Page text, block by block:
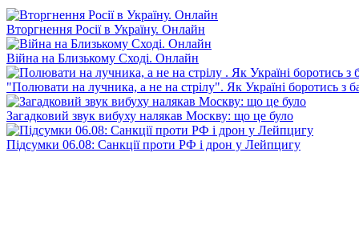
Вторгнення Росії в Україну. Онлайн
Війна на Близькому Сході. Онлайн
"Полювати на лучника, а не на стрілу". Як Україні боротись з
Загадковий звук вибуху налякав Москву: що це було
Підсумки 06.08: Санкції проти РФ і дрон у Лейпцигу